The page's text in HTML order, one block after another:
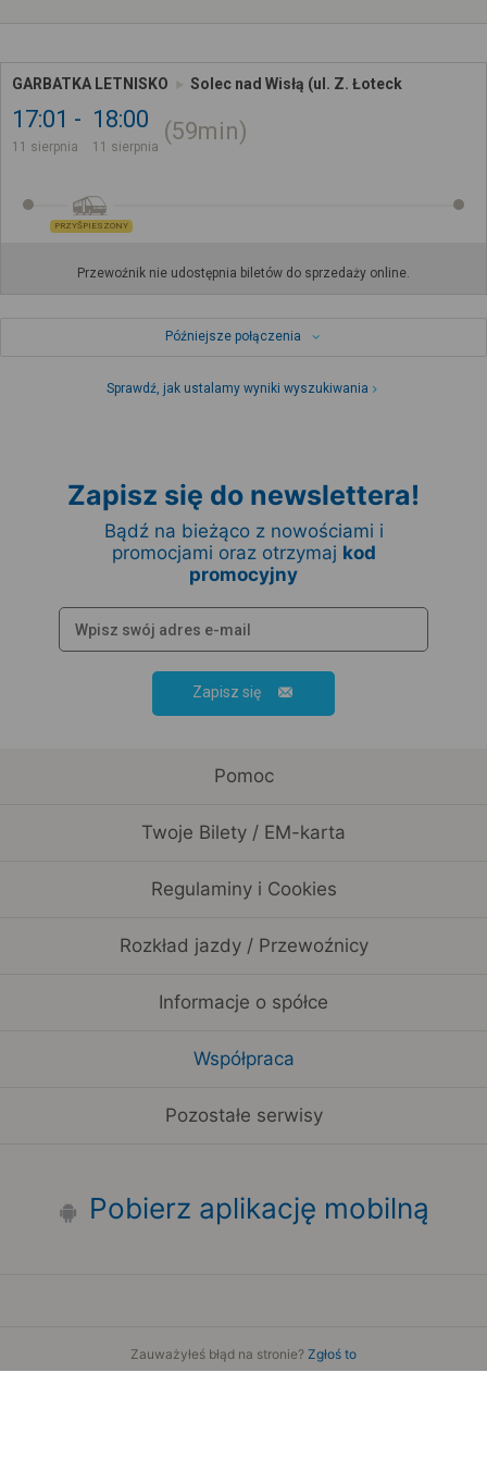
GARBATKA LETNISKO Solec nad Wisłą (ul. Z. Łoteck
17:01
11 sierpnia
18:00
11 sierpnia
59min
PRZYŚPIESZONY
Przewoźnik nie udostępnia biletów do sprzedaży online.
Późniejsze połączenia
Sprawdź, jak ustalamy wyniki wyszukiwania
Zapisz się do newslettera!
Bądź na bieżąco z nowościami i
promocjami oraz otrzymaj kod
promocyjny
Zapisz się
Pomoc
Twoje Bilety / EM-karta
Regulaminy i Cookies
Rozkład jazdy / Przewoźnicy
Informacje o spółce
Współpraca
Pozostałe serwisy
Pobierz aplikację mobilną
Zauważyłeś błąd na stronie? Zgłoś to